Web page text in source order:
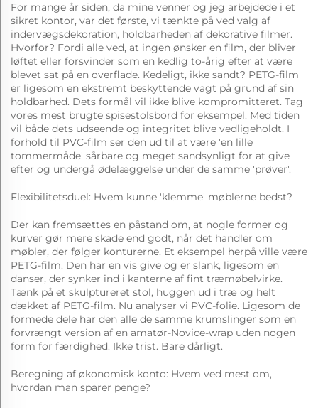
For mange år siden, da mine venner og jeg arbejdede i et
sikret kontor, var det første, vi tænkte på ved valg af
indervægsdekoration, holdbarheden af dekorative filmer.
Hvorfor? Fordi alle ved, at ingen ønsker en film, der bliver
løftet eller forsvinder som en kedlig to-årig efter at være
blevet sat på en overflade. Kedeligt, ikke sandt? PETG-film
er ligesom en ekstremt beskyttende vagt på grund af sin
holdbarhed. Dets formål vil ikke blive kompromitteret. Tag
vores mest brugte spisestolsbord for eksempel. Med tiden
vil både dets udseende og integritet blive vedligeholdt. I
forhold til PVC-film ser den ud til at være 'en lille
tommermåde' sårbare og meget sandsynligt for at give
efter og undergå ødelæggelse under de samme 'prøver'.
Flexibilitetsduel: Hvem kunne 'klemme' møblerne bedst?
Der kan fremsættes en påstand om, at nogle former og
kurver gør mere skade end godt, når det handler om
møbler, der følger konturerne. Et eksempel herpå ville være
PETG-film. Den har en vis give og er slank, ligesom en
danser, der synker ind i kanterne af fint træmøbelvirke.
Tænk på et skulptureret stol, huggen ud i træ og helt
dækket af PETG-film. Nu analyser vi PVC-folie. Ligesom de
formede dele har den alle de samme krumslinger som en
forvrængt version af en amatør-Novice-wrap uden nogen
form for færdighed. Ikke trist. Bare dårligt.
Beregning af økonomisk konto: Hvem ved mest om,
hvordan man sparer penge?